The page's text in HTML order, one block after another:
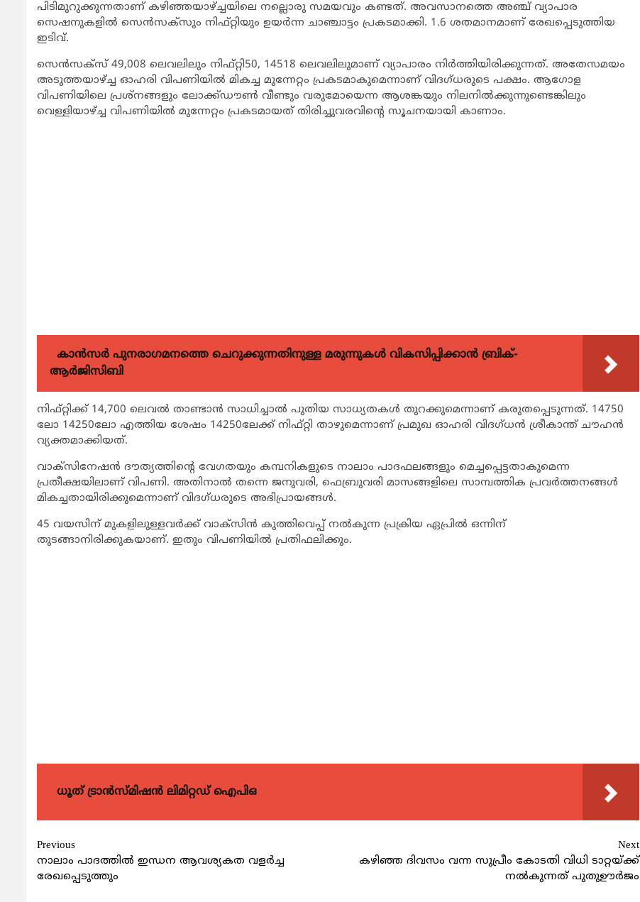
പിടിമുറുക്കുന്നതാണ് കഴിഞ്ഞയാഴ്ച്ചയിലെ നല്ലൊരു സമയവും കണ്ടത്. അവസാനത്തെ അഞ്ച് വ്യാപാര
സെഷനുകളില്‍ സെന്‍സക്സും നിഫ്റ്റിയും ഉയര്‍ന്ന ചാഞ്ചാട്ടം പ്രകടമാക്കി. 1.6 ശതമാനമാണ് രേഖപ്പെടുത്തിയ
ഇടിവ്.
സെന്‍സക്സ് 49,008 ലെവലിലും നിഫ്റ്റി50, 14518 ലെവലിലുമാണ് വ്യാപാരം നിര്‍ത്തിയിരിക്കുന്നത്. അതേസമയം
അടുത്തയാഴ്ച്ച ഓഹരി വിപണിയില്‍ മികച്ച മുന്നേറ്റം പ്രകടമാകുമെന്നാണ് വിദഗ്ധരുടെ പക്ഷം. ആഗോള
വിപണിയിലെ പ്രശ്നങ്ങളും ലോക്ക്ഡൗണ്‍ വീണ്ടും വരുമോയെന്ന ആശങ്കയും നിലനില്‍ക്കുന്നുണ്ടെങ്കിലും
വെള്ളിയാഴ്ച്ച വിപണിയില്‍ മുന്നേറ്റം പ്രകടമായത് തിരിച്ചുവരവിന്‍റെ സൂചനയായി കാണാം.
കാന്‍സര്‍ പുനരാഗമനത്തെ ചെറുക്കുന്നതിനുള്ള മരുന്നുകള്‍ വികസിപ്പിക്കാന്‍ ബ്രിക്-
ആര്‍ജിസിബി
നിഫ്റ്റിക്ക് 14,700 ലെവല്‍ താണ്ടാന്‍ സാധിച്ചാല്‍ പുതിയ സാധ്യതകള്‍ തുറക്കുമെന്നാണ് കരുതപ്പെടുന്നത്. 14750
ലോ 14250ലോ എത്തിയ ശേഷം 14250ലേക്ക് നിഫ്റ്റി താഴുമെന്നാണ് പ്രമുഖ ഓഹരി വിദഗ്ധന്‍ ശ്രീകാന്ത് ചൗഹന്‍
വ്യക്തമാക്കിയത്.
വാക്സിനേഷന്‍ ദൗത്യത്തിന്‍റെ വേഗതയും കമ്പനികളുടെ നാലാം പാദഫലങ്ങളും മെച്ചപ്പെട്ടതാകുമെന്ന
പ്രതീക്ഷയിലാണ് വിപണി. അതിനാല്‍ തന്നെ ജനുവരി, ഫെബ്രുവരി മാസങ്ങളിലെ സാമ്പത്തിക പ്രവര്‍ത്തനങ്ങള്‍
മികച്ചതായിരിക്കുമെന്നാണ് വിദഗ്ധരുടെ അഭിപ്രായങ്ങള്‍.
45 വയസിന് മുകളിലുള്ളവര്‍ക്ക് വാക്സിന്‍ കുത്തിവെപ്പ് നല്‍കുന്ന പ്രക്രിയ ഏപ്രില്‍ ഒന്നിന്
തുടങ്ങാനിരിക്കുകയാണ്. ഇതും വിപണിയില്‍ പ്രതിഫലിക്കും.
ധൂത് ട്രാൻസ്മിഷൻ ലിമിറ്റഡ് ഐപിഒ
Continue
Reading
Previous
നാലാം പാദത്തില്‍ ഇന്ധന ആവശ്യകത വളര്‍ച്ച
രേഖപ്പെടുത്തും
Next
കഴിഞ്ഞ ദിവസം വന്ന സുപ്രീം കോടതി വിധി ടാറ്റയ്ക്ക്
നല്‍കുന്നത് പുതുഊര്‍ജം